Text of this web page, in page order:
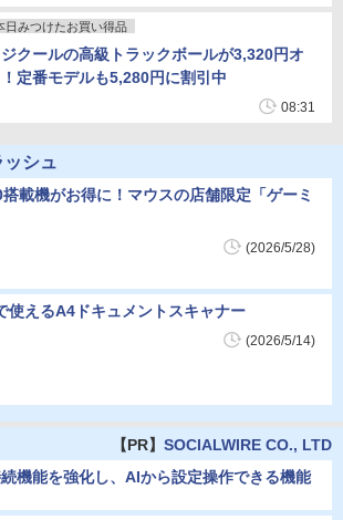
日みつけたお買い得品
ジクールの高級トラックボールが3,320円オ
定番モデルも5,280円に割引中
08:31
シュ
載機がお得に！マウスの店舗限定「ゲーミ
(2026/5/28)
使えるA4ドキュメントスキャナー
(2026/5/14)
【PR】SOCIALWIRE CO., LTD
機能を強化し、AIから設定操作できる機能